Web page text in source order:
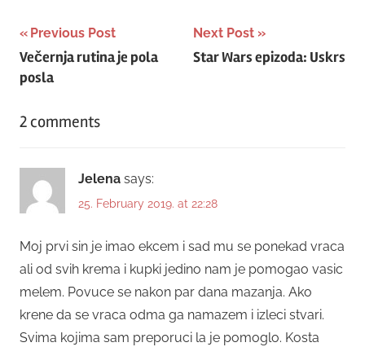
Post
navigation
Previous Post
Večernja rutina je pola
posla
Next Post
Star Wars epizoda: Uskrs
2 comments
Jelena says:
25. February 2019. at 22:28
Moj prvi sin je imao ekcem i sad mu se ponekad vraca
ali od svih krema i kupki jedino nam je pomogao vasic
melem. Povuce se nakon par dana mazanja. Ako
krene da se vraca odma ga namazem i izleci stvari.
Svima kojima sam preporuci la je pomoglo. Kosta